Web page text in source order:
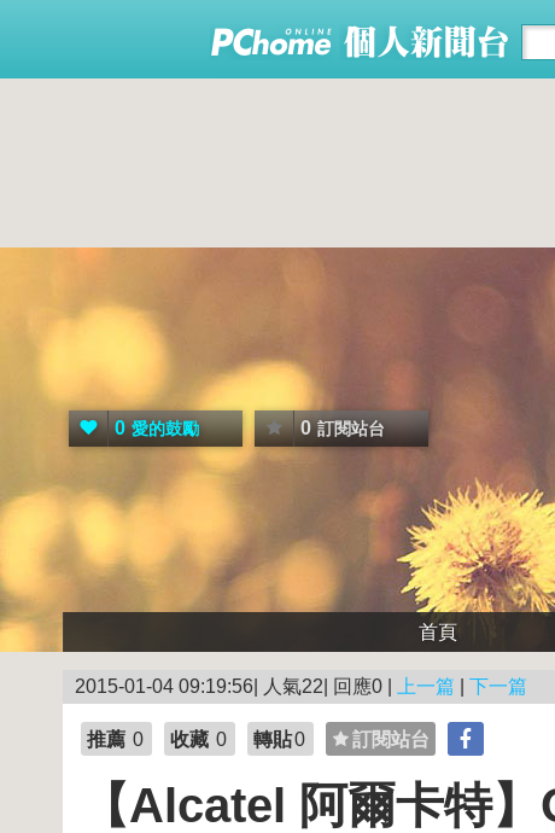
0 愛的鼓勵 0 訂閱站台
首頁
2015-01-04 09:19:56| 人氣22| 回應0 | 上一篇 下一篇
推薦 0 收藏 0 轉貼0 訂閱站台
【Alcatel 阿爾卡特